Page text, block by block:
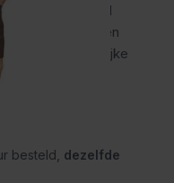
Ideaal
lederhose zoeken
andere feestelijke
op voorraad is
besteld, dezelfde